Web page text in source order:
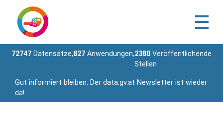
72747 Datensätze,827 Anwendungen,2380 Veröffentlichende
Stellen
Gut informiert bleiben: Der data.gv.at Newsletter ist wieder
da!